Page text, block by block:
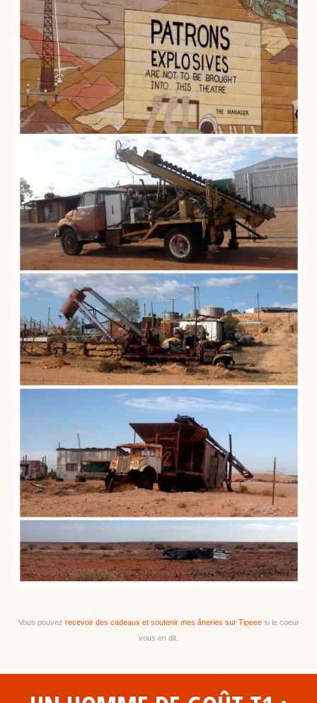
Vous pouvez recevoir des cadeaux et soutenir mes âneries sur Tipeeesi le coeur
vous en dit.